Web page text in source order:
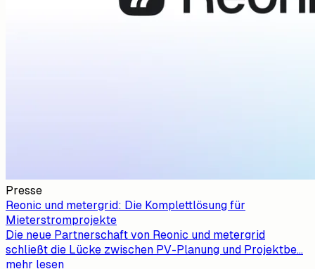
Presse
Reonic und metergrid: Die Komplettlösung für
Mieterstromprojekte
Die neue Partnerschaft von Reonic und metergrid
schließt die Lücke zwischen PV-Planung und Projektbe...
mehr lesen